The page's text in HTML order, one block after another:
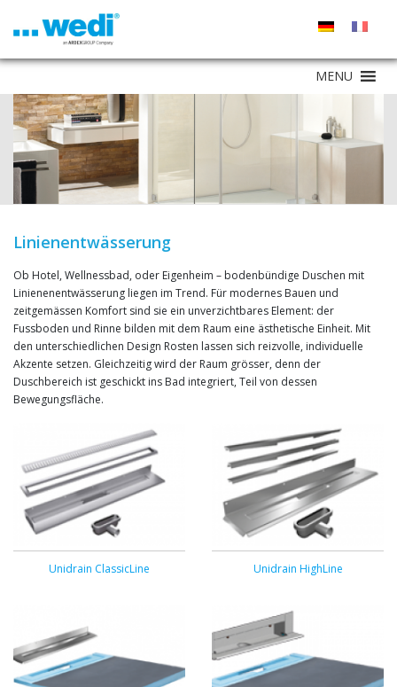
MENU
Linienentwässerung
Ob Hotel, Wellnessbad, oder Eigenheim – bodenbündige Duschen mit
Linienenentwässerung liegen im Trend. Für modernes Bauen und
zeitgemässen Komfort sind sie ein unverzichtbares Element: der
Fussboden und Rinne bilden mit dem Raum eine ästhetische Einheit. Mit
den unterschiedlichen Design Rosten lassen sich reizvolle, individuelle
Akzente setzen. Gleichzeitig wird der Raum grösser, denn der
Duschbereich ist geschickt ins Bad integriert, Teil von dessen
Bewegungsfläche.
Unidrain ClassicLine Unidrain HighLine